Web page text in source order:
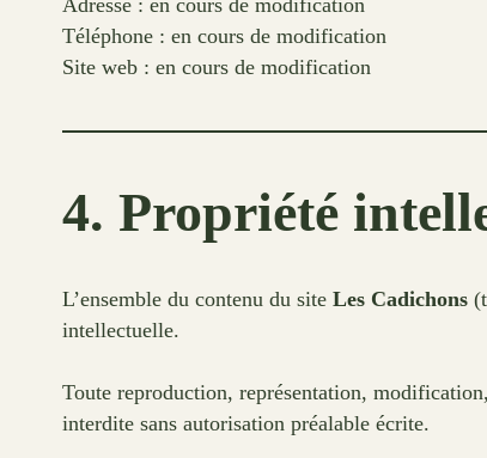
Téléphone : en cours de modification
Site web : en cours de modification
4. Propriété
L’ensemble du contenu du site Les Cadichons
intellectuelle.
Toute reproduction, représentation,
interdite sans autorisation préalable écrite.